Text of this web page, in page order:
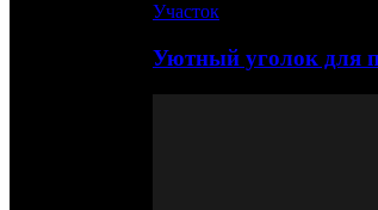
Участок
Уютный уголок для